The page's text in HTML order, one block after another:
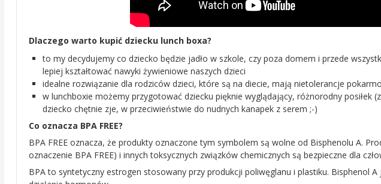
Dlaczego warto kupić dziecku lunch boxa?
to my decydujemy co dziecko będzie jadło w szkole, czy poza domem i przede
lepiej kształtować nawyki żywieniowe naszych dzieci
idealne rozwiązanie dla rodziców dzieci, które są na diecie, mają nietolerancje
w lunchboxie możemy przygotować dziecku pięknie wyglądający, różnorodny posiłek
dziecko chętnie zje, w przeciwieństwie do nudnych kanapek z serem ;-)
Co oznacza BPA FREE?
BPA FREE oznacza, że produkty oznaczone tym symbolem są wolne od Bisphenolu A.
oznaczenie BPA FREE) i innych toksycznych związków chemicznych są bezpieczne dla
BPA to syntetyczny estrogen stosowany przy produkcji poliwęglanu i plastiku. Bisphenol